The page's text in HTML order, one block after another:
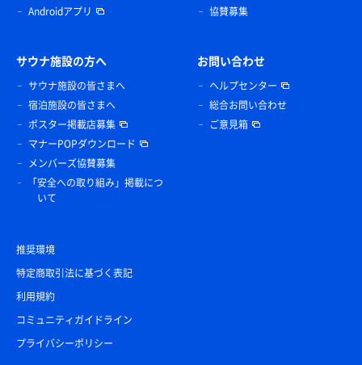
Androidアプリ
協賛募集
サウナ施設の方へ
サウナ施設の皆さまへ
宿泊施設の皆さまへ
ポスター掲載店募集
マナーPOPダウンロード
メンバーズ協賛募集
「安全への取り組み」掲載につ
いて
お問い合わせ
ヘルプセンター
総合お問い合わせ
ご意見箱
推奨環境
特定商取引法に基づく表記
利用規約
コミュニティガイドライン
プライバシーポリシー